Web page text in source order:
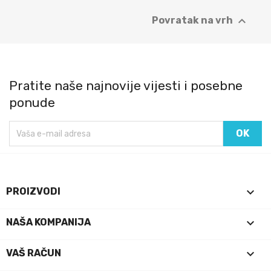
Povratak na vrh 
Pratite naše najnovije vijesti i posebne
ponude
PROIZVODI 
NAŠA KOMPANIJA 
VAŠ RAČUN 